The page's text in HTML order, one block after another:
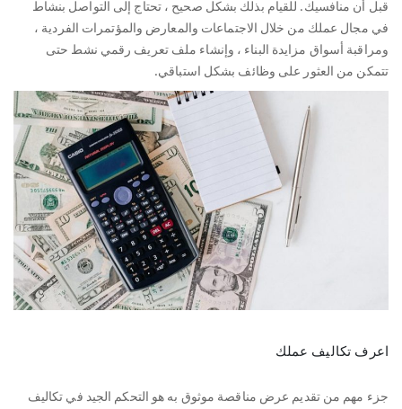
قبل أن منافسيك. للقيام بذلك بشكل صحيح ، تحتاج إلى التواصل بنشاط
في مجال عملك من خلال الاجتماعات والمعارض والمؤتمرات الفردية ،
ومراقبة أسواق مزايدة البناء ، وإنشاء ملف تعريف رقمي نشط حتى
تتمكن من العثور على وظائف بشكل استباقي.
اعرف تكاليف عملك
جزء مهم من تقديم عرض مناقصة موثوق به هو التحكم الجيد في تكاليف